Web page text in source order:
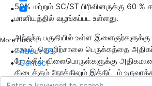
More Links
About Us
Contact
50% மற்றும் SC/ST பிரிவினருக்கு 60 %
மானியத்தில் வழங்கப்பட உள்ளது.
அந்தந்த பகுதியில் உள்ள இளைஞர்களுக்கு
தரவும், தொழிற்சாலை பெருக்கத்தை
நோக்கில் விளைபொருள்களுக்கு
கிடைக்கும் நோக்கிலும் இத்திட்டம்